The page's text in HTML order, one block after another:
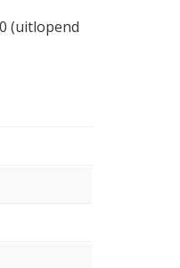
(uitlopend